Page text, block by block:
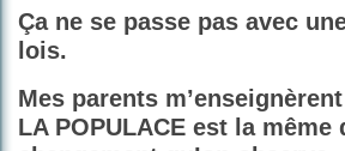
Ça ne se passe pas avec
lois.
Mes parents
LA POPULACE est la